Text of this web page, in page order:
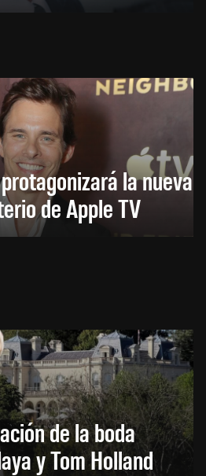
la nueva
de Apple TV
de la boda
y Tom Holland